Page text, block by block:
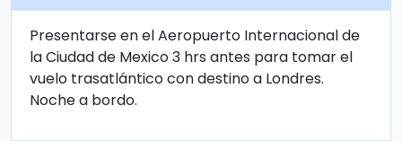
Presentarse en el Aeropuerto Internacional de
la Ciudad de Mexico 3 hrs antes para tomar el
vuelo trasatlántico con destino a Londres.
Noche a bordo.